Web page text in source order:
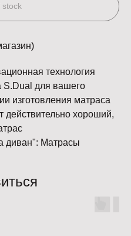
stock
технология
S.Dual для вашего
изготовления матраса
действительно хороший,
диван": Матрасы